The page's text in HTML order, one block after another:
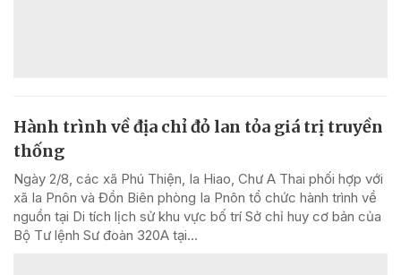
Hành trình về địa chỉ đỏ lan tỏa giá trị truyền
thống
Ngày 2/8, các xã Phú Thiện, Ia Hiao, Chư A Thai phối hợp với
xã Ia Pnôn và Đồn Biên phòng Ia Pnôn tổ chức hành trình về
nguồn tại Di tích lịch sử khu vực bố trí Sở chỉ huy cơ bản của
Bộ Tư lệnh Sư đoàn 320A tại...